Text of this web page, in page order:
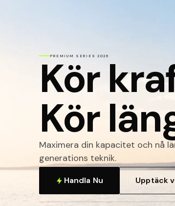
PREMIUM SERIES 2026
Kör
Kör
Maximera din kapacitet och nå
generations teknik.
Handla Nu Upptäck